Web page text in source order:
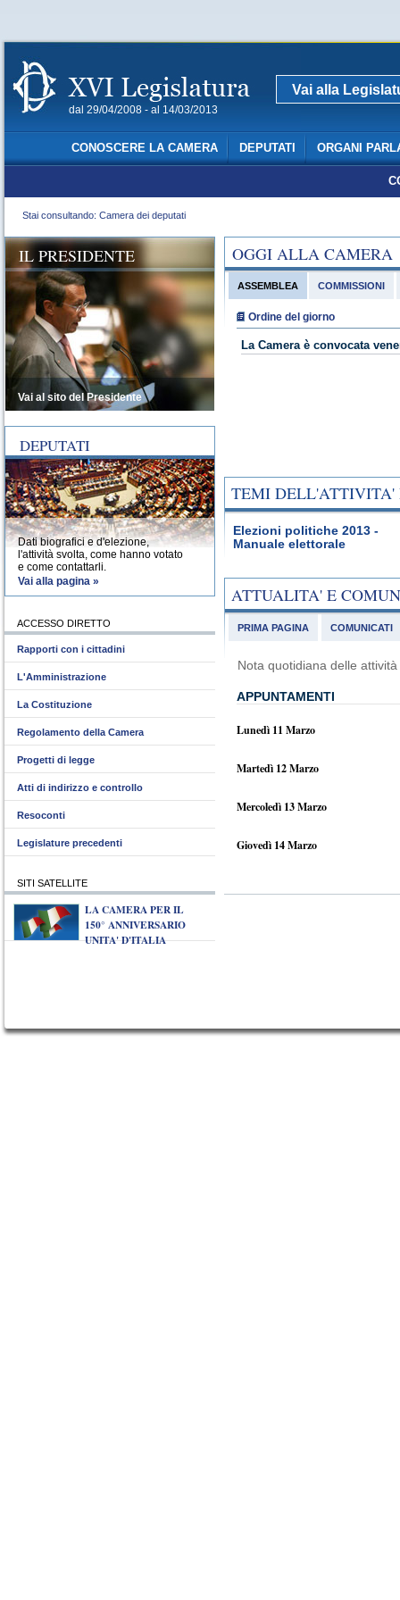
dal 29/04/2008 - al 14/03/2013
Vai alla
CONOSCERE LA CAMERA DEPUTATI ORGANI
Stai consultando: Camera dei deputati
OGGI ALLA CAMERA
ASSEMBLEA
Ordine del giorno
La Camera è convocata
COMMISSIONI
TEMI DELL'ATTIVITA'
Elezioni politiche 2013 -
Manuale elettorale
ATTUALITA' E
PRIMA PAGINA COMUNICATI
Nota quotidiana delle
APPUNTAMENTI
Lunedì 11 Marzo
Martedì 12 Marzo
Mercoledì 13 Marzo
Giovedì 14 Marzo
IL PRESIDENTE
Vai al sito del Presidente
DEPUTATI
Dati biografici e d'elezione,
l'attività svolta, come hanno votato
e come contattarli.
Vai alla pagina »
ACCESSO DIRETTO
Rapporti con i cittadini
L'Amministrazione
La Costituzione
Regolamento della Camera
Progetti di legge
Atti di indirizzo e controllo
Resoconti
Legislature precedenti
SITI SATELLITE
LA CAMERA PER IL
150° ANNIVERSARIO
UNITA' D'ITALIA